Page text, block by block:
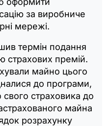
за виробниче
мережі.
термін подання
страхових премій.
майно цього
до програми,
страховика до
майна
розрахунку